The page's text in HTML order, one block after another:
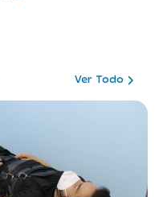
Ver Todo